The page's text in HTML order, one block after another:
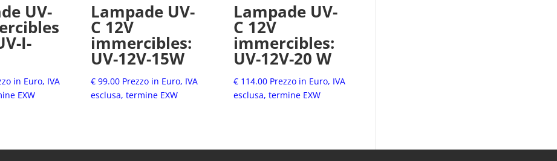
UV-
I-
in Euro, IVA
EXW
Lampade UV-
C 12V
immercibles:
UV-12V-15W
€99.00 Prezzo in Euro, IVA
esclusa, termine EXW
Lampade UV-
C 12V
immercibles:
UV-12V-20 W
€ 114.00 Prezzo in Euro, IVA
esclusa, termine EXW